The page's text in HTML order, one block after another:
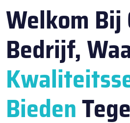
Welkom Bij
Bedrijf,
Bieden